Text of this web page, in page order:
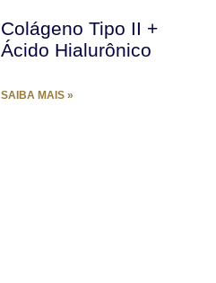
Colágeno Tipo II +
Ácido Hialurônico
SAIBA MAIS »